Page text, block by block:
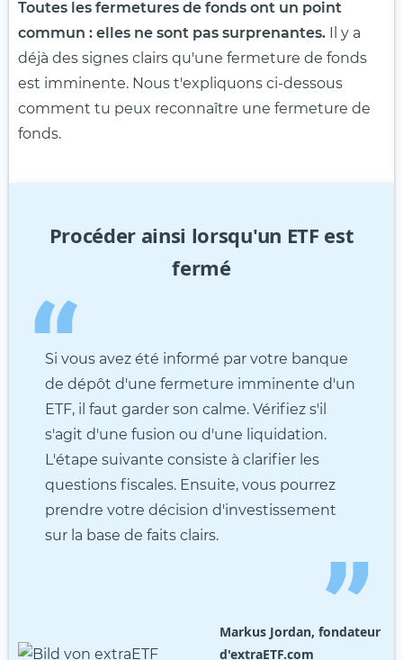
Toutes les fermetures de fonds ont un point
commun : elles ne sont pas surprenantes. Il y a
déjà des signes clairs qu'une fermeture de fonds
est imminente. Nous t'expliquons ci-dessous
comment tu peux reconnaître une fermeture de
fonds.
Procéder ainsi lorsqu'un ETF est
fermé
Markus Jordan, fondateur
d'extraETF.com
Si vous avez été informé par votre banque
de dépôt d'une fermeture imminente d'un
ETF, il faut garder son calme. Vérifiez s'il
s'agit d'une fusion ou d'une liquidation.
L'étape suivante consiste à clarifier les
questions fiscales. Ensuite, vous pourrez
prendre votre décision d'investissement
sur la base de faits clairs.